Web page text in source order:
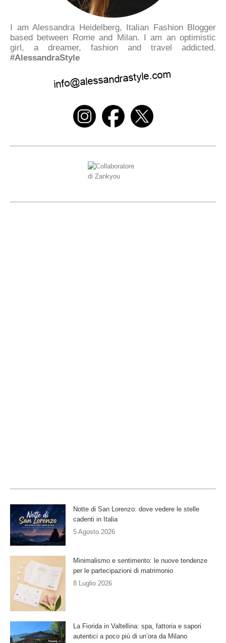
I am Alessandra Heidelberg, Italian Fashion Blogger
based between Rome and Milan. I am an optimistic
girl, a dreamer, fashion and travel addicted.
#AlessandraStyle
Notte di San Lorenzo: dove vedere le stelle
cadenti in Italia
5 Agosto 2026
Minimalismo e sentimento: le nuove tendenze
per le partecipazioni di matrimonio
8 Luglio 2026
La Fiorida in Valtellina: spa, fattoria e sapori
autentici a poco più di un’ora da Milano